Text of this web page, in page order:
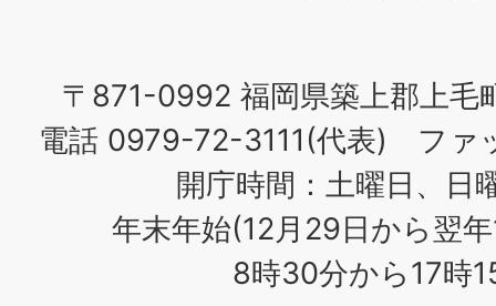
〒871-0992 福岡県築上郡上毛
電話 0979-72-3111(代表) ファ
開庁時間：土曜日、日
年末年始(12月29日から翌
8時30分から17時